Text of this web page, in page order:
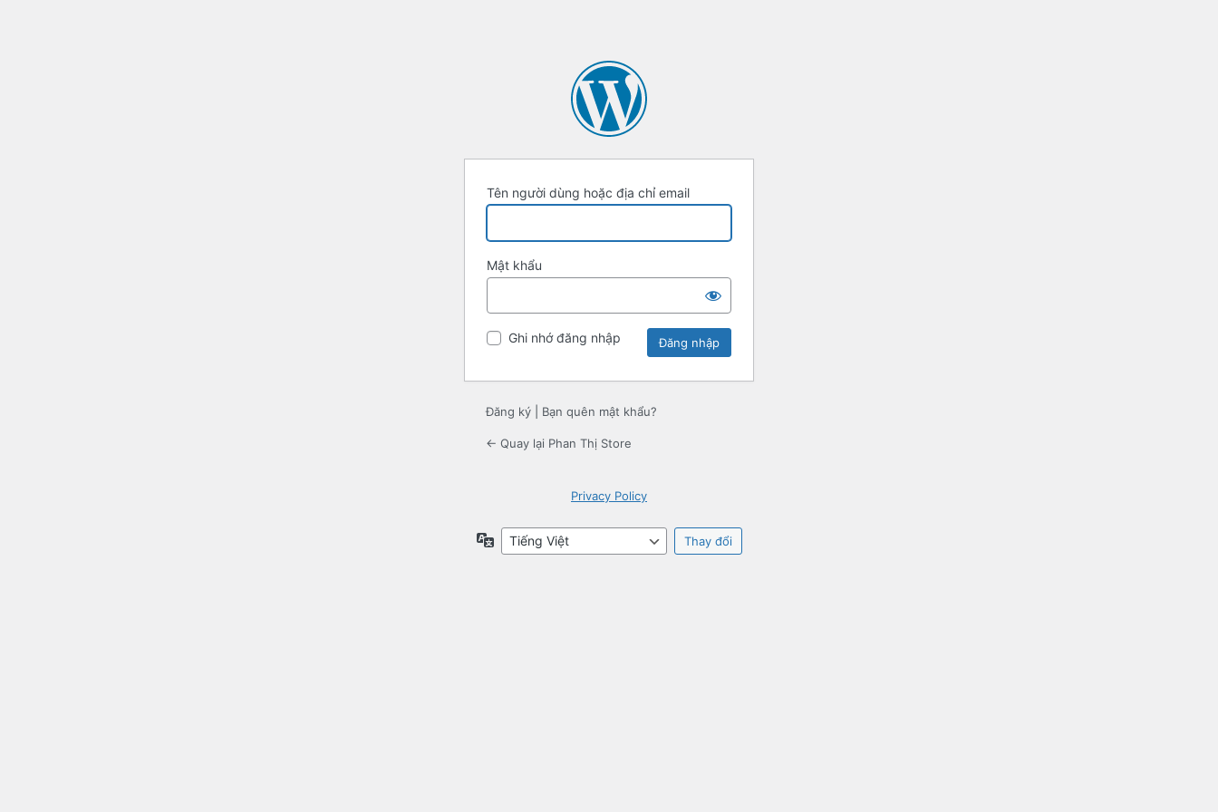
Tên người dùng hoặc địa chỉ email
Mật khẩu
Ghi nhớ đăng nhập
Đăng ký Bạn quên mật khẩu?
← Quay lại Phan Thị Store
Privacy Policy
Ngôn
ngữ